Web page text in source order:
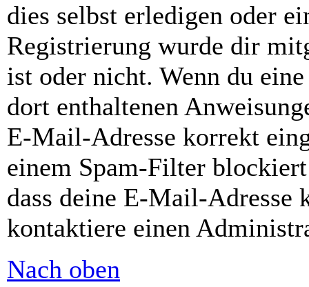
dies selbst erledigen oder
Registrierung wurde dir
ist oder nicht. Wenn du
dort enthaltenen
E-Mail-Adresse korrekt
einem Spam-Filter
dass deine E-Mail-Adresse
kontaktiere einen
Nach oben